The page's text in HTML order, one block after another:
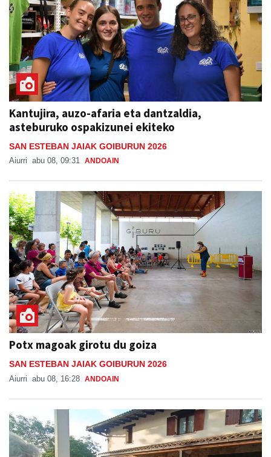
Kantujira, auzo-afaria eta dantzaldia,
asteburuko ospakizunei ekiteko
SAN ESTEBAN JAIAK GOIBURUN 2026
Aiurri abu 08, 09:31 ANDOAIN
Potx magoak girotu du goiza
SAN ESTEBAN JAIAK GOIBURUN 2026
Aiurri abu 08, 16:28 ANDOAIN